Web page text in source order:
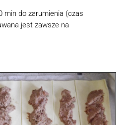
min do zarumienia (czas
jest zawsze na